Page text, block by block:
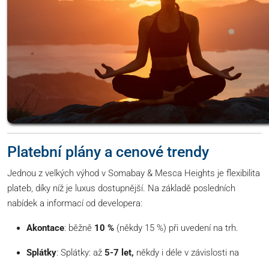
Platební plány a cenové trendy
Jednou z velkých výhod v Somabay & Mesca Heights je flexibilita
plateb, díky níž je luxus dostupnější. Na základě posledních
nabídek a informací od developera:
Akontace: běžně 10 % (někdy 15 %) při uvedení na trh.
Splátky: Splátky: až 5-7 let, někdy i déle v závislosti na